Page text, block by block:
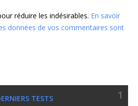
réduire les indésirables. En savoir
données de vos commentaires sont
TESTS
1